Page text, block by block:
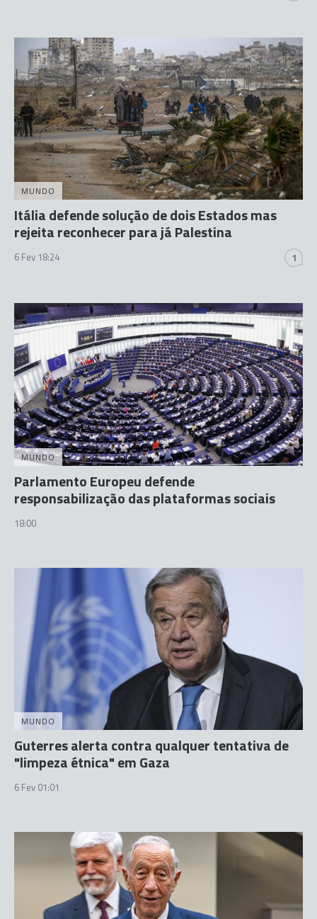
MUNDO
Itália defende solução de dois Estados mas
rejeita reconhecer para já Palestina
6 Fev 18:24 1
MUNDO
Parlamento Europeu defende
responsabilização das plataformas sociais
18:00
MUNDO
Guterres alerta contra qualquer tentativa de
"limpeza étnica" em Gaza
6 Fev 01:01